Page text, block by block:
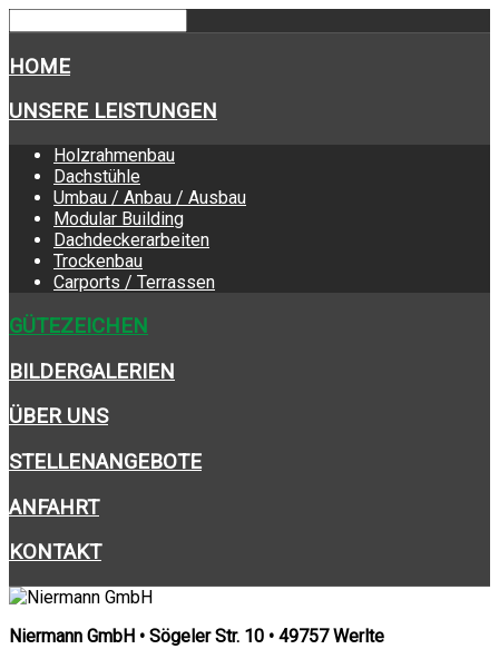
HOME
UNSERE LEISTUNGEN
Holzrahmenbau
Dachstühle
Umbau / Anbau / Ausbau
Modular Building
Dachdeckerarbeiten
Trockenbau
Carports / Terrassen
GÜTEZEICHEN
BILDERGALERIEN
ÜBER UNS
STELLENANGEBOTE
ANFAHRT
KONTAKT
Niermann GmbH • Sögeler Str. 10 • 49757 Werlte